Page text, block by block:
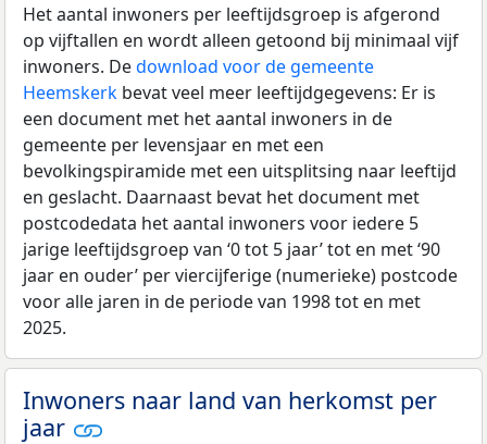
Het aantal inwoners per leeftijdsgroep is afgerond
op vijftallen en wordt alleen getoond bij minimaal vijf
inwoners. Dedownload voor de gemeente
Heemskerk bevat veel meer leeftijdgegevens: Er is
een document met het aantal inwoners in de
gemeente per levensjaar en met een
bevolkingspiramide met een uitsplitsing naar leeftijd
en geslacht. Daarnaast bevat het document met
postcodedata het aantal inwoners voor iedere 5
jarige leeftijdsgroep van ‘0 tot 5 jaar’ tot en met ‘90
jaar en ouder’ per viercijferige (numerieke) postcode
voor alle jaren in de periode van 1998 tot en met
2025.
Inwoners naar land van herkomst per
jaar